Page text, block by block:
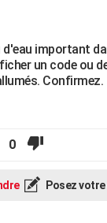
d'eau important
un code ou
Confirmez.
0
Posez